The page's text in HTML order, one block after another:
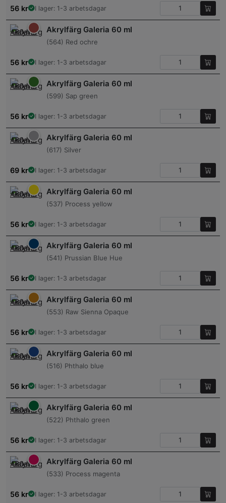
56 kr I lager: 1-3 arbetsdagar
Akrylfärg Galeria 60 ml
(564) Red ochre
56 kr I lager: 1-3 arbetsdagar
Akrylfärg Galeria 60 ml
(599) Sap green
56 kr I lager: 1-3 arbetsdagar
Akrylfärg Galeria 60 ml
(617) Silver
69 kr I lager: 1-3 arbetsdagar
Akrylfärg Galeria 60 ml
(537) Process yellow
56 kr I lager: 1-3 arbetsdagar
Akrylfärg Galeria 60 ml
(541) Prussian Blue Hue
56 kr I lager: 1-3 arbetsdagar
Akrylfärg Galeria 60 ml
(553) Raw Sienna Opaque
56 kr I lager: 1-3 arbetsdagar
Akrylfärg Galeria 60 ml
(516) Phthalo blue
56 kr I lager: 1-3 arbetsdagar
Akrylfärg Galeria 60 ml
(522) Phthalo green
56 kr I lager: 1-3 arbetsdagar
Akrylfärg Galeria 60 ml
(533) Process magenta
56 kr I lager: 1-3 arbetsdagar